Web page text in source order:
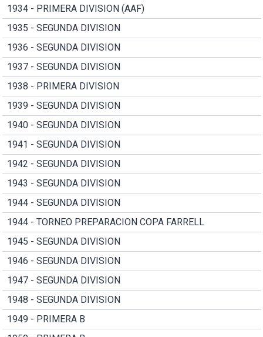
1934 - PRIMERA DIVISION (AAF)
1935 - SEGUNDA DIVISION
1936 - SEGUNDA DIVISION
1937 - SEGUNDA DIVISION
1938 - PRIMERA DIVISION
1939 - SEGUNDA DIVISION
1940 - SEGUNDA DIVISION
1941 - SEGUNDA DIVISION
1942 - SEGUNDA DIVISION
1943 - SEGUNDA DIVISION
1944 - SEGUNDA DIVISION
1944 - TORNEO PREPARACION COPA FARRELL
1945 - SEGUNDA DIVISION
1946 - SEGUNDA DIVISION
1947 - SEGUNDA DIVISION
1948 - SEGUNDA DIVISION
1949 - PRIMERA B